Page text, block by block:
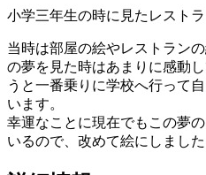
小学三年生の時に見たレスト
当時は部屋の絵やレストラン
の夢を見た時はあまりに感動
うと一番乗りに学校へ行って
います。
幸運なことに現在でもこの夢
いるので、改めて絵にしました